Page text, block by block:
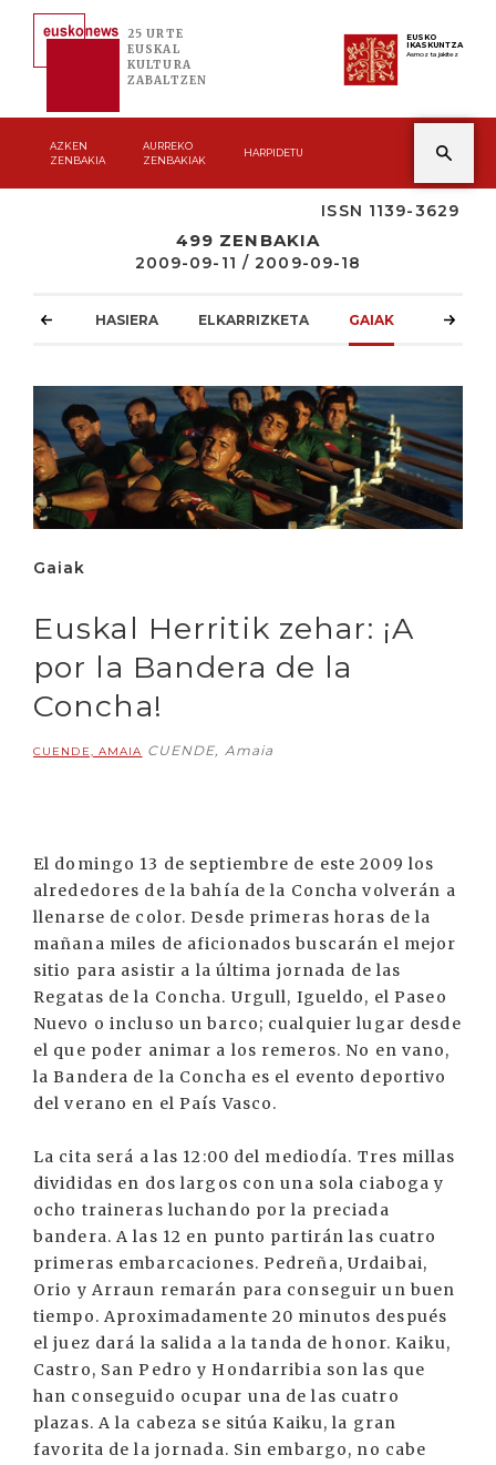
25 URTE
EUSKAL
KULTURA
ZABALTZEN
EUSKO
IKASKUNTZA
Asmoz ta jakitez
AZKEN
ZENBAKIA
AURREKO
ZENBAKIAK
HARPIDETU
ISSN 1139-3629
499 ZENBAKIA
2009-09-11 / 2009-09-18
HASIERA ELKARRIZKETA GAIAK
Gaiak
Euskal Herritik zehar: ¡A
por la Bandera de la
Concha!
CUENDE, AMAIA CUENDE, Amaia
El domingo 13 de septiembre de este 2009 los
alrededores de la bahía de la Concha volverán a
llenarse de color. Desde primeras horas de la
mañana miles de aficionados buscarán el mejor
sitio para asistir a la última jornada de las
Regatas de la Concha. Urgull, Igueldo, el Paseo
Nuevo o incluso un barco; cualquier lugar desde
el que poder animar a los remeros. No en vano,
la Bandera de la Concha es el evento deportivo
del verano en el País Vasco.
La cita será a las 12:00 del mediodía. Tres millas
divididas en dos largos con una sola ciaboga y
ocho traineras luchando por la preciada
bandera. A las 12 en punto partirán las cuatro
primeras embarcaciones. Pedreña, Urdaibai,
Orio y Arraun remarán para conseguir un buen
tiempo. Aproximadamente 20 minutos después
el juez dará la salida a la tanda de honor. Kaiku,
Castro, San Pedro y Hondarribia son las que
han conseguido ocupar una de las cuatro
plazas. A la cabeza se sitúa Kaiku, la gran
favorita de la jornada. Sin embargo, no cabe